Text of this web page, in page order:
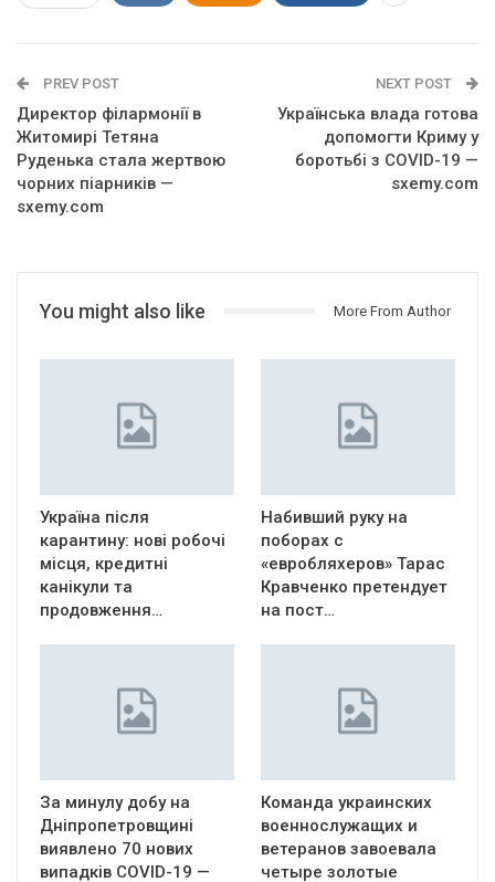
PREV POST
Директор філармонії в
Житомирі Тетяна
Руденька стала жертвою
чорних піарників —
sxemy.com
NEXT POST
Українська влада готова
допомогти Криму у
боротьбі з COVID-19 —
sxemy.com
You might also like More From Author
Україна після
карантину: нові робочі
місця, кредитні
канікули та
продовження…
Набивший руку на
поборах с
«евробляхеров» Тарас
Кравченко претендует
на пост…
За минулу добу на
Дніпропетровщині
виявлено 70 нових
випадків COVID-19 —
Команда украинских
военнослужащих и
ветеранов завоевала
четыре золотые